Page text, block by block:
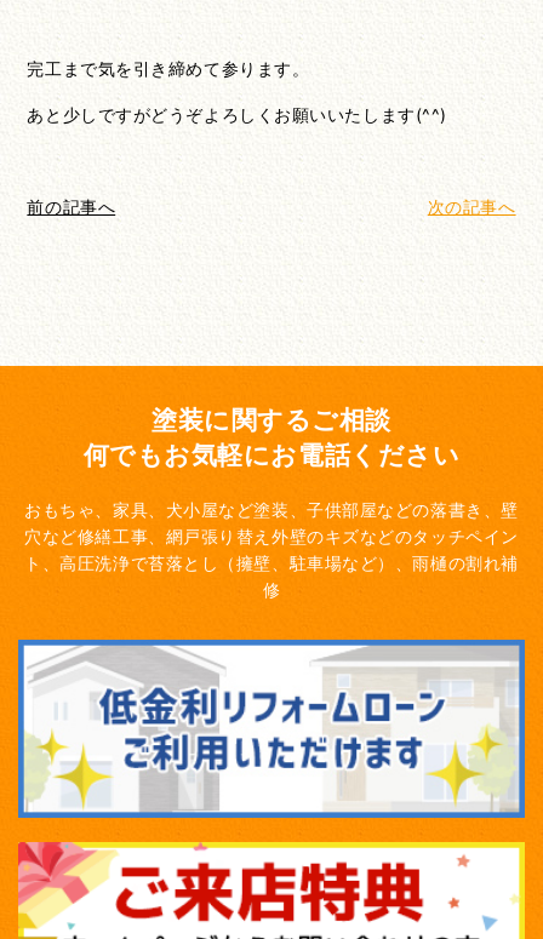
完工まで気を引き締めて参ります。
あと少しですがどうぞよろしくお願いいたします(^^)
前の記事へ 次の記事へ
塗装に関するご相談
何でもお気軽にお電話ください
おもちゃ、家具、犬小屋など塗装、子供部屋などの落書き、壁
穴など修繕工事、網戸張り替え 外壁のキズなどのタッチペイン
ト、高圧洗浄で苔落とし（擁壁、駐車場など）、雨樋の割れ補
修